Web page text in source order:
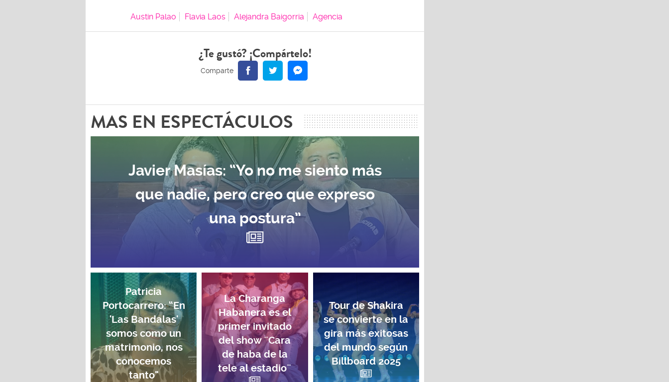
Austin Palao Flavia Laos Alejandra Baigorria Agencia
¿Te gustó? ¡Compártelo!
MAS EN ESPECTÁCULOS
Javier Masías: “Yo no me siento más
que nadie, pero creo que expreso
una postura”
Patricia
Portocarrero: “En
'Las Bandalas'
somos como un
matrimonio, nos
conocemos
tanto"
La Charanga
Habanera es el
primer invitado
del show ¨Cara
de haba de la
tele al estadio¨
Tour de Shakira
se convierte en la
gira más exitosas
del mundo según
Billboard 2025